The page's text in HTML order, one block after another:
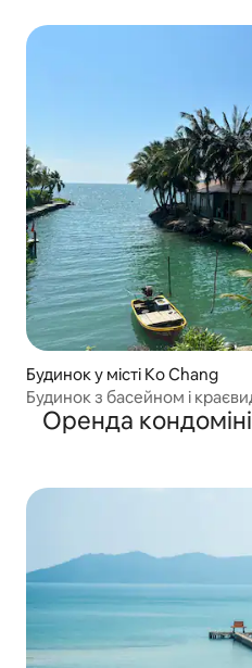
Будинок у місті Ko Chang
Будинок з басейном і
Оренда